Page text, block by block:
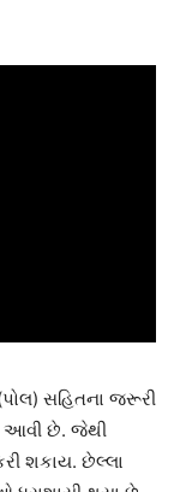
સહિતના જરૂરી
આવી છે. જેથી
શકાય. છેલ્લા